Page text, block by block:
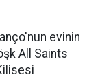
evinin
All Saints